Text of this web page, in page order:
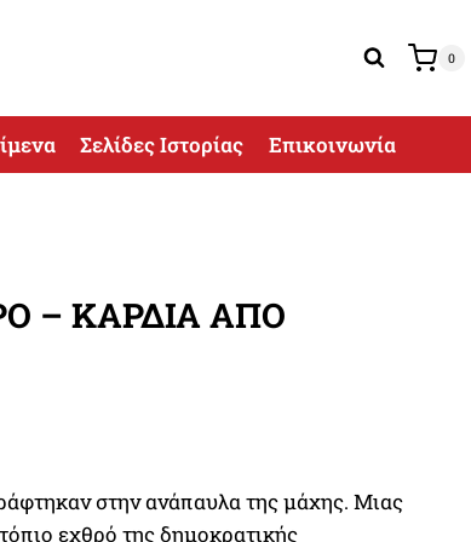
0
Σελίδες Ιστορίας Επικοινωνία
– ΚΑΡΔΙΑ ΑΠΟ
στην ανάπαυλα της μάχης. Μιας
εχθρό της δημοκρατικής